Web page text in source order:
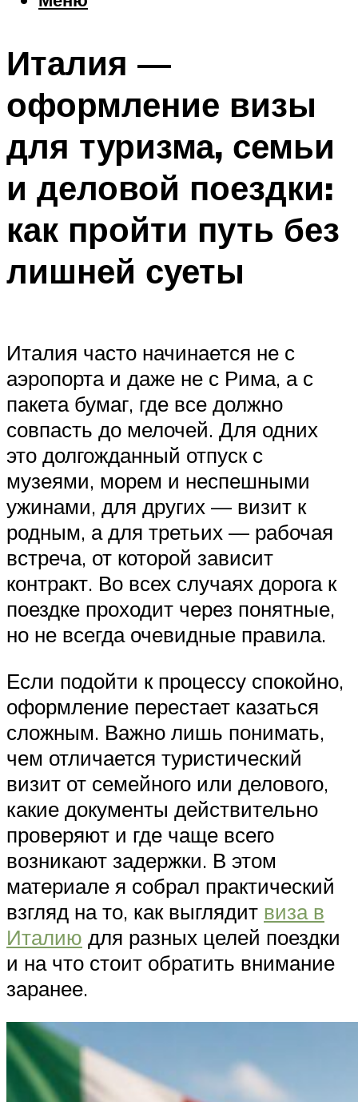
Шоппинг
Что посетить
Меню
Италия —
оформление визы
для туризма, семьи
и деловой поездки:
как пройти путь без
лишней суеты
Италия часто начинается не с
аэропорта и даже не с Рима, а с
пакета бумаг, где все должно
совпасть до мелочей. Для одних
это долгожданный отпуск с
музеями, морем и неспешными
ужинами, для других — визит к
родным, а для третьих — рабочая
встреча, от которой зависит
контракт. Во всех случаях дорога к
поездке проходит через понятные,
но не всегда очевидные правила.
Если подойти к процессу спокойно,
оформление перестает казаться
сложным. Важно лишь понимать,
чем отличается туристический
визит от семейного или делового,
какие документы действительно
проверяют и где чаще всего
возникают задержки. В этом
материале я собрал практический
взгляд на то, как выглядит виза в
Италию для разных целей поездки
и на что стоит обратить внимание
заранее.